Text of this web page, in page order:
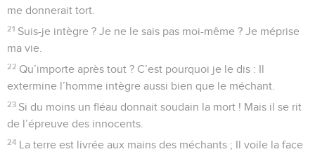
me donnerait tort.
21 Suis-je intègre ? Je ne le sais pas moi-même ? Je méprise
ma vie.
22 Qu’importe après tout ? C’est pourquoi je le dis : Il
extermine l’homme intègre aussi bien que le méchant.
23 Si du moins un fléau donnait soudain la mort ! Mais il se rit
de l’épreuve des innocents.
24 La terre est livrée aux mains des méchants ; Il voile la face